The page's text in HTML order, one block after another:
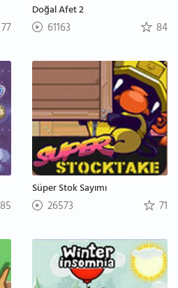
77
Doğal Afet 2
61163 84
85
Süper Stok Sayımı
26573 71